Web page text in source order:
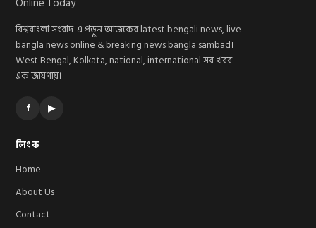
বিশ্ববাংলা সংবাদ-এ পড়ুন আজকের latest bengali news, live
bangla news online & breaking news bangla sambad।
West Bengal, Kolkata, national, international সব খবর
এক জায়গায়।
f ▶
লিংক
Home
About Us
Contact